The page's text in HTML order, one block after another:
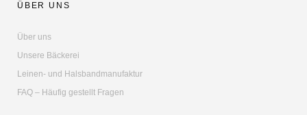
ÜBER UNS
Über uns
Unsere Bäckerei
Leinen- und Halsbandmanufaktur
FAQ – Häufig gestellt Fragen